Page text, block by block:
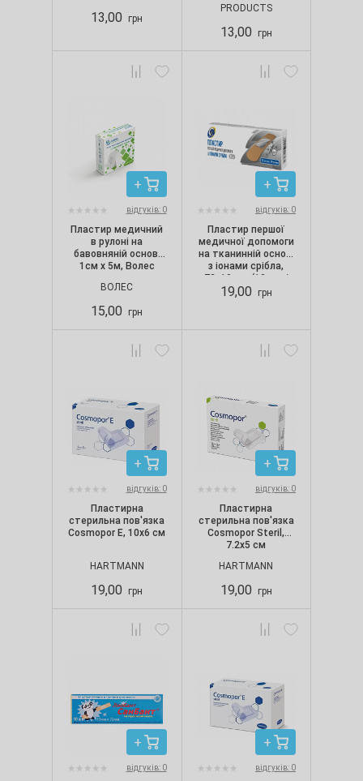
13,00 грн
PRODUCTS
13,00 грн
відгуків: 0
Пластир медичний
в рулоні на
бавовняній основі
1см х 5м, Волес
ВОЛЕС
15,00 грн
відгуків: 0
Пластир першої
медичної допомоги
на тканинній основі
з іонами срібла,
72х19 мм (10 шт./
уп.)
19,00 грн
відгуків: 0
Пластирна
стерильна пов'язка
Cosmopor Е, 10х6 см
HARTMANN
19,00 грн
відгуків: 0
Пластирна
стерильна пов'язка
Cosmopor Steril,
7.2х5 см
HARTMANN
19,00 грн
відгуків: 0 відгуків: 0